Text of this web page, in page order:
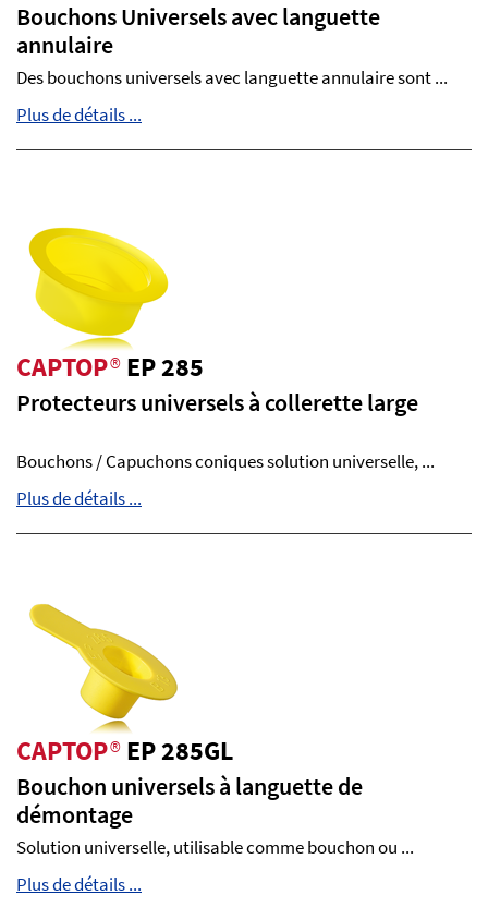
Bouchons Universels avec languette
annulaire
Des bouchons universels avec languette annulaire sont ...
Plus de détails ...
CAPTOP®EP 285
Protecteurs universels à collerette large
Bouchons / Capuchons coniques solution universelle, ...
Plus de détails ...
CAPTOP®EP 285GL
Bouchon universels à languette de
démontage
Solution universelle, utilisable comme bouchon ou ...
Plus de détails ...